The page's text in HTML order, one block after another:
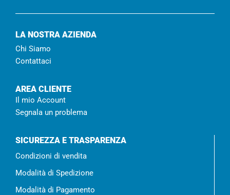
LA NOSTRA AZIENDA
Chi Siamo
Contattaci
AREA CLIENTE
Il mio Account
Segnala un problema
SICUREZZA E TRASPARENZA
Condizioni di vendita
Modalità di Spedizione
Modalità di Pagamento